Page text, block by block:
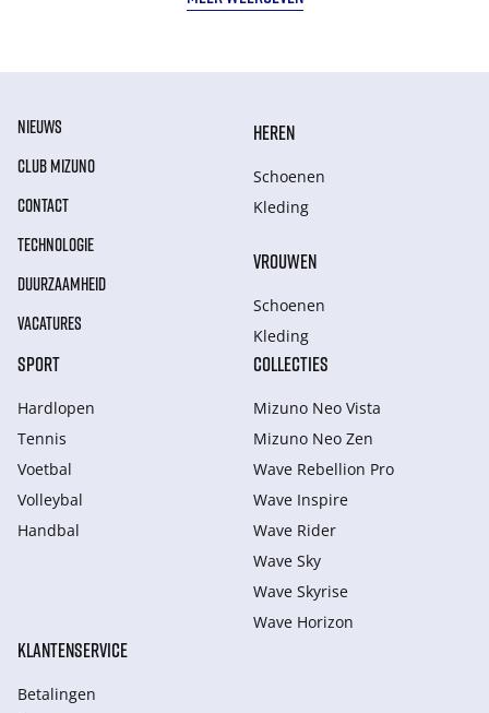
NIEUWS
CLUB MIZUNO
CONTACT
TECHNOLOGIE
DUURZAAMHEID
VACATURES
HEREN
Schoenen
Kleding
VROUWEN
Schoenen
Kleding
SPORT
Hardlopen
Tennis
Voetbal
Volleybal
Handbal
COLLECTIES
Mizuno Neo Vista
Mizuno Neo Zen
Wave Rebellion Pro
Wave Inspire
Wave Rider
Wave Sky
Wave Skyrise
Wave Horizon
KLANTENSERVICE
Betalingen